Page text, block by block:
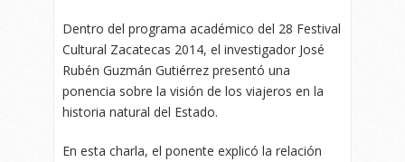
Dentro del programa académico del 28 Festival
Cultural Zacatecas 2014, el investigador José
Rubén Guzmán Gutiérrez presentó una
ponencia sobre la visión de los viajeros en la
historia natural del Estado.
En esta charla, el ponente explicó la relación